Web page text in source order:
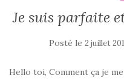
Je suis parfaite
Posté le 2 juillet
Hello toi, Comment ça je